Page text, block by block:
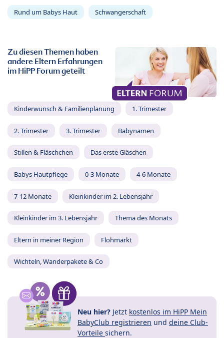
Rund um Babys Haut Schwangerschaft
Zu diesen Themen haben
andere Eltern Erfahrungen
im HiPP Forum geteilt
Kinderwunsch & Familienplanung 1. Trimester
2. Trimester 3. Trimester Babynamen
Stillen & Fläschchen Das erste Gläschen
Babys Hautpflege 0-3 Monate 4-6 Monate
7-12 Monate Kleinkinder im 2. Lebensjahr
Kleinkinder im 3. Lebensjahr Thema des Monats
Eltern in meiner Region Flohmarkt
Wichteln, Wanderpakete & Co
Neu hier? Jetzt kostenlos im HiPP Mein
BabyClub registrieren und deine Club-
Vorteile sichern.